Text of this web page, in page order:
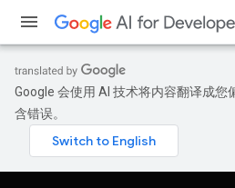
Google 会使用 AI 技术将内容翻译成您
含错误。